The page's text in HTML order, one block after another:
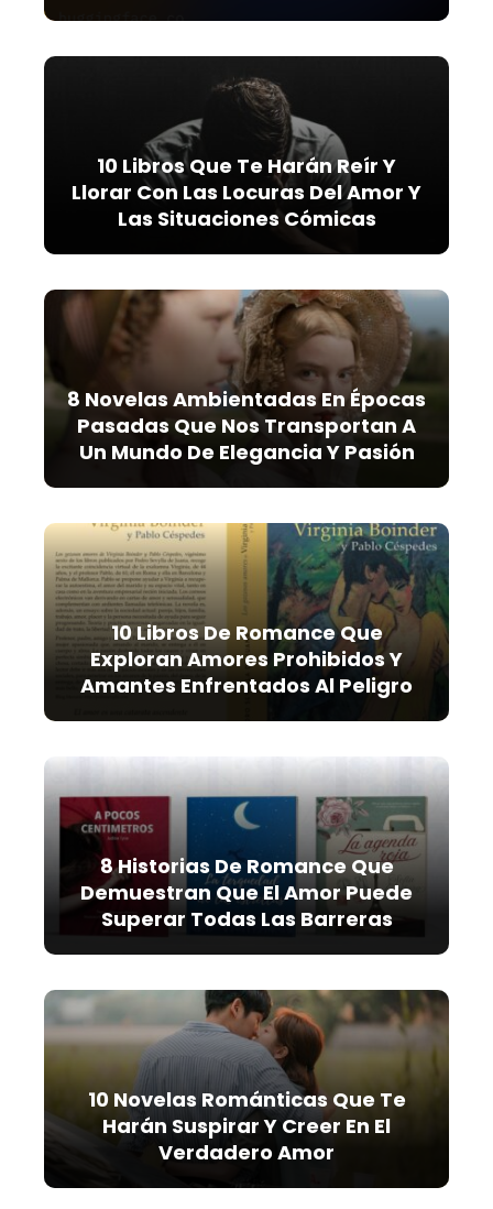
10 Libros Que Te Harán Reír Y
Llorar Con Las Locuras Del Amor Y
Las Situaciones Cómicas
8 Novelas Ambientadas En Épocas
Pasadas Que Nos Transportan A
Un Mundo De Elegancia Y Pasión
10 Libros De Romance Que
Exploran Amores Prohibidos Y
Amantes Enfrentados Al Peligro
8 Historias De Romance Que
Demuestran Que El Amor Puede
Superar Todas Las Barreras
10 Novelas Románticas Que Te
Harán Suspirar Y Creer En El
Verdadero Amor